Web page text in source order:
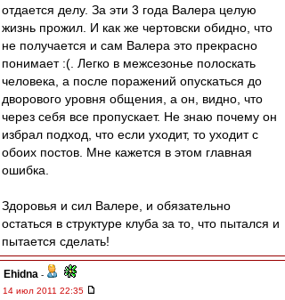
отдается делу. За эти 3 года Валера целую
жизнь прожил. И как же чертовски обидно, что
не получается и сам Валера это прекрасно
понимает :(. Легко в межсезонье полоскать
человека, а после поражений опускаться до
дворового уровня общения, а он, видно, что
через себя все пропускает. Не знаю почему он
избрал подход, что если уходит, то уходит с
обоих постов. Мне кажется в этом главная
ошибка.
Здоровья и сил Валере, и обязательно
остаться в структуре клуба за то, что пытался и
пытается сделать!
Ehidna -
14 июл 2011 22:35